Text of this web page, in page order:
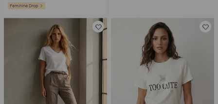
Feminine Drop